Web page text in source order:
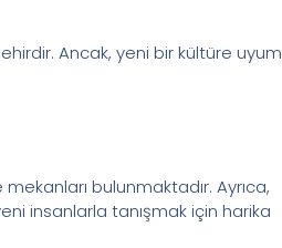
Ancak, yeni bir kültüre uyum
bulunmaktadır. Ayrıca,
insanlarla tanışmak için harika